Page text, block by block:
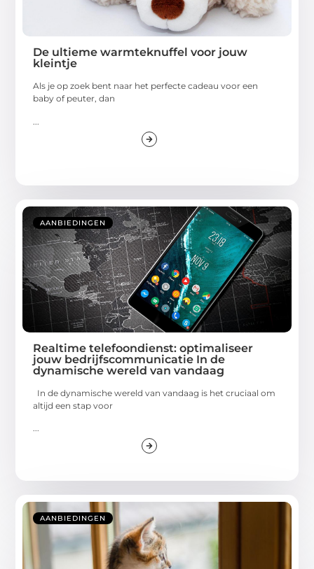
De ultieme warmteknuffel voor jouw
kleintje
Als je op zoek bent naar het perfecte cadeau voor een
baby of peuter, dan
AANBIEDINGEN
Realtime telefoondienst: optimaliseer
jouw bedrijfscommunicatie In de
dynamische wereld van vandaag
In de dynamische wereld van vandaag is het cruciaal om
altijd een stap voor
...
AANBIEDINGEN